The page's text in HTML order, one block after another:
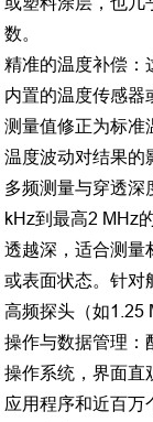
数。
精准的温度补偿：
内置的温度传感器
测量值修正为标准
温度波动对结果的
多频测量与穿透深
kHz到最高2 MHz
透越深，适合测量
或表面状态。针对
高频探头（如1.25
操作与数据管理
操作系统，界面直
应用程序和近百万